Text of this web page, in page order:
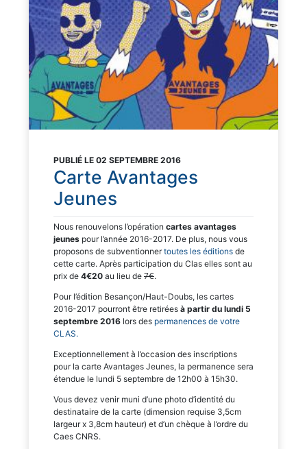
PUBLIÉ LE 02 SEPTEMBRE 2016
Carte Avantages
Jeunes
Nous renouvelons l’opération cartes avantages
jeunes pour l’année 2016-2017. De plus, nous vous
proposons de subventionnertoutes les éditions de
cette carte. Après participation du Clas elles sont au
prix de 4€20 au lieu de 7€.
Pour l’édition Besançon/Haut-Doubs, les cartes
2016-2017 pourront être retirées à partir du lundi 5
septembre 2016 lors des permanences de votre
CLAS.
Exceptionnellement à l’occasion des inscriptions
pour la carte Avantages Jeunes, la permanence sera
étendue le lundi 5 septembre de 12h00 à 15h30.
Vous devez venir muni d’une photo d’identité du
destinataire de la carte (dimension requise 3,5cm
largeur x 3,8cm hauteur) et d’un chèque à l’ordre du
Caes CNRS.